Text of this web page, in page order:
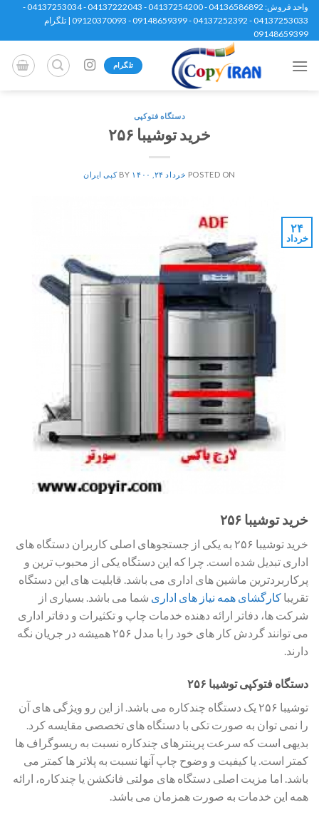
Skip
content
واحد فروش: 04136586892 - 04137254200 - 04137222043 - 04137253034 -
04137253033 - 04137252392 - 09148659399 - 09120370093 | تلگرام
09148659399
تلگرام
دستگاه فتوکپی
خرید توشیبا ۲۵۶
POSTED ON خرداد ۲۴, ۱۴۰۰ کپی ایران
۲۴
خرداد
خرید توشیبا ۲۵۶
خرید توشیبا ۲۵۶ به یکی از جستجوهای اصلی کاربران دستگاه های
اداری تبدیل شده است. چرا که این دستگاه یکی از محبوب ترین و
پرکاربردترین ماشین های اداری می باشد. قابلیت های این دستگاه
تقریبا کارگشای همه نیاز های اداری شما می باشد. بسیاری از
شرکت ها، دفاتر ارائه دهنده خدمات چاپ و تکثیرات و دفاتر اداری
می توانند گردش کار های خود را با مدل ۲۵۶ همیشه در جریان نگه
دارند.
دستگاه فتوکپی توشیبا ۲۵۶
توشیبا ۲۵۶ یک دستگاه چندکاره می باشد. از این رو ویژگی های آن
را نمی توان به صورت تکی با دستگاه های تخصصی مقایسه کرد.
بدیهی است که سرعت پرینترهای چندکاره نسبت به ریسوگراف ها
کمتر است. یا کیفیت و وضوح چاپ آنها نسبت به پلاتر ها کمتر می
باشد. اما مزیت اصلی دستگاه های مولتی فانکشن یا چندکاره، ارائه
همه این خدمات به صورت همزمان می باشد.